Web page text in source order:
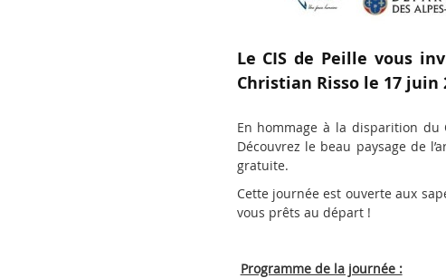
Le CIS de Peille vous
Christian Risso le 17 juin
En hommage à la disparition du
Découvrez le beau paysage de
gratuite.
Cette journée est ouverte aux
vous prêts au départ !
Programme de la journée :